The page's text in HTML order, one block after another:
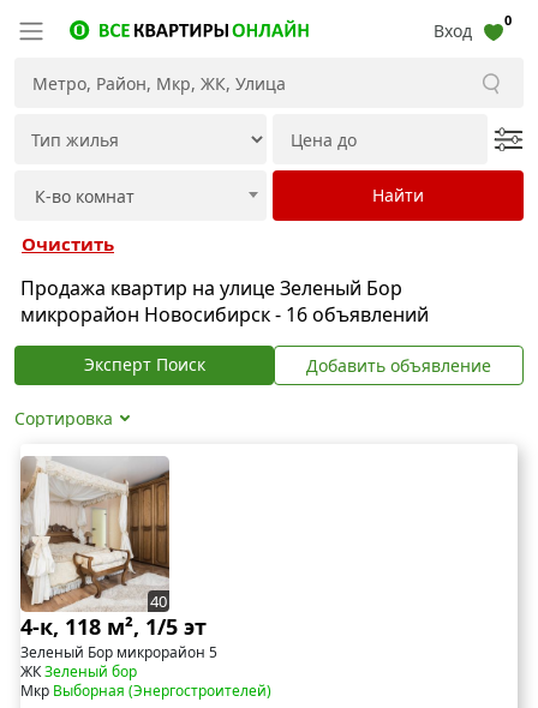
Вход 0
Очистить
Продажа квартир на улице Зеленый Бор
микрорайон Новосибирск - 16 объявлений
Эксперт Поиск Добавить объявление
Сортировка
40
4-к, 118 м², 1/5 эт
Зеленый Бор микрорайон 5
ЖКЗеленый бор
Мкр Выборная (Энергостроителей)